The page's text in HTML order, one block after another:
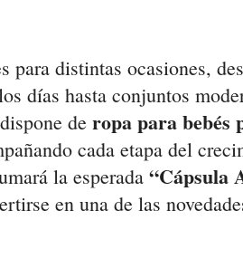
para distintas ocasiones,
días hasta conjuntos
de ropa para bebés
cada etapa del
la esperada “Cápsula
en una de las